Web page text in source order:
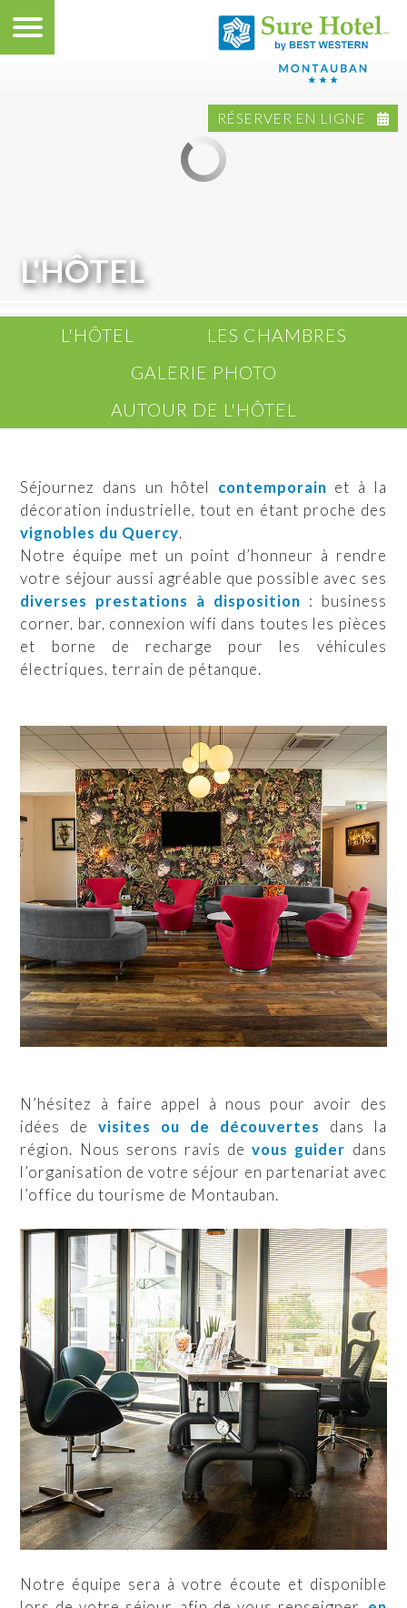
RÉSERVER EN LIGNE
L'HÔTEL
L'HÔTEL
LES CHAMBRES
GALERIE PHOTO
AUTOUR DE L'HÔTEL
Séjournez dans un hôtel contemporain et à la
décoration industrielle, tout en étant proche des
vignobles du Quercy.
Notre équipe met un point d’honneur à rendre
votre séjour aussi agréable que possible avec ses
diverses prestations à disposition : business
corner, bar, connexion wifi dans toutes les pièces
et borne de recharge pour les véhicules
électriques, terrain de pétanque.
N’hésitez à faire appel à nous pour avoir des
idées devisites ou de découvertes dans la
région. Nous serons ravis devous guider dans
l’organisation de votre séjour en partenariat avec
l’office du tourisme de Montauban.
Notre équipe sera à votre écoute et disponible